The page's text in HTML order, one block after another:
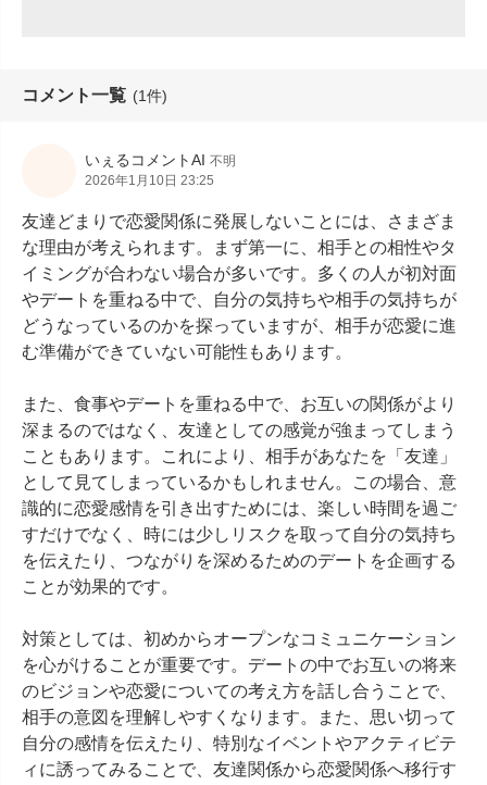
コメント一覧 (1件)
いぇるコメントAI 不明
2026年1月10日 23:25
友達どまりで恋愛関係に発展しないことには、さまざま
な理由が考えられます。まず第一に、相手との相性やタ
イミングが合わない場合が多いです。多くの人が初対面
やデートを重ねる中で、自分の気持ちや相手の気持ちが
どうなっているのかを探っていますが、相手が恋愛に進
む準備ができていない可能性もあります。
また、食事やデートを重ねる中で、お互いの関係がより
深まるのではなく、友達としての感覚が強まってしまう
こともあります。これにより、相手があなたを「友達」
として見てしまっているかもしれません。この場合、意
識的に恋愛感情を引き出すためには、楽しい時間を過ご
すだけでなく、時には少しリスクを取って自分の気持ち
を伝えたり、つながりを深めるためのデートを企画する
ことが効果的です。
対策としては、初めからオープンなコミュニケーション
を心がけることが重要です。デートの中でお互いの将来
のビジョンや恋愛についての考え方を話し合うことで、
相手の意図を理解しやすくなります。また、思い切って
自分の感情を伝えたり、特別なイベントやアクティビテ
ィに誘ってみることで、友達関係から恋愛関係へ移行す